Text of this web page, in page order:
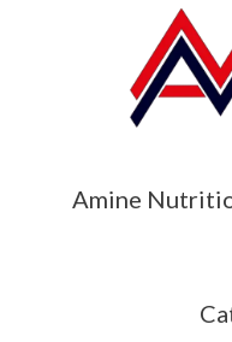
Amine